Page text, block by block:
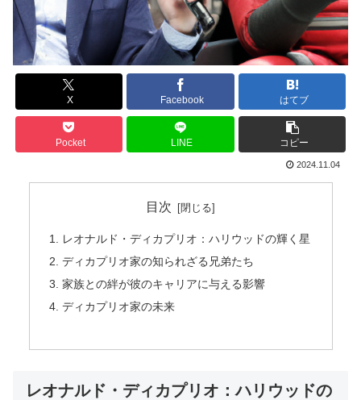
X Facebook はてブ
Pocket LINE コピー
2024.11.04
目次
レオナルド・ディカプリオ：ハリウッドの輝く星
ディカプリオ家の知られざる兄弟たち
家族との絆が彼のキャリアに与える影響
ディカプリオ家の未来
レオナルド・ディカプリオ：ハリウッドの